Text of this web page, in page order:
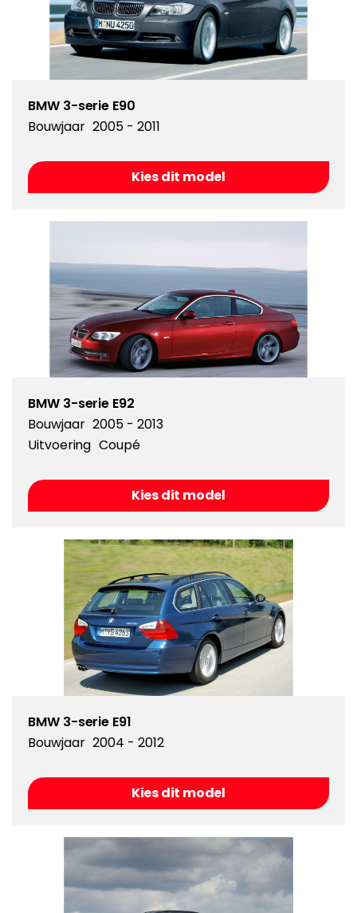
BMW 3-serie E90
Bouwjaar 2005 - 2011
Kies dit model
BMW 3-serie E92
Bouwjaar 2005 - 2013
Uitvoering Coupé
Kies dit model
BMW 3-serie E91
Bouwjaar 2004 - 2012
Kies dit model